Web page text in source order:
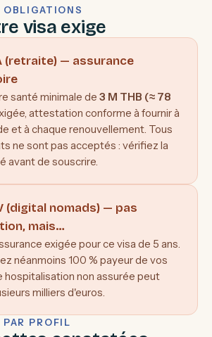
visa exige
(retraite) — assurance
santé minimale de 3 M THB (≈ 78
attestation conforme à fournir à
et à chaque renouvellement. Tous
ne sont pas acceptés : vérifiez la
avant de souscrire.
(digital nomads) — pas
mais…
exigée pour ce visa de 5 ans.
néanmoins 100 % payeur de vos
hospitalisation non assurée peut
milliers d'euros.
PROFIL